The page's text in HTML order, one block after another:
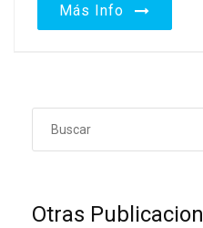
Más Info
Otras